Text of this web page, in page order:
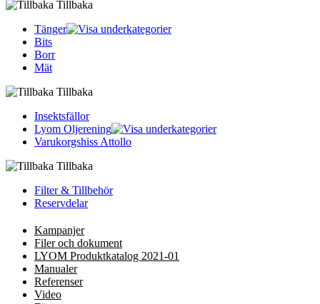
Tillbaka
Tänger
Bits
Borr
Mät
Tillbaka
Insektsfällor
Lyom Oljerening
Varukorgshiss Attollo
Tillbaka
Filter & Tillbehör
Reservdelar
Kampanjer
Filer och dokument
LYOM Produktkatalog 2021-01
Manualer
Referenser
Video